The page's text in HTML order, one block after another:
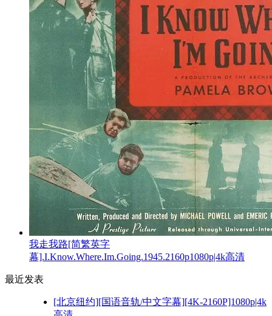
我走我路[简繁英字
幕].I.Know.Where.Im.Going.1945.2160p1080p|4k高清
最近发表
[北京纽约][国语音轨/中文字幕][4K-2160P]1080p|4k